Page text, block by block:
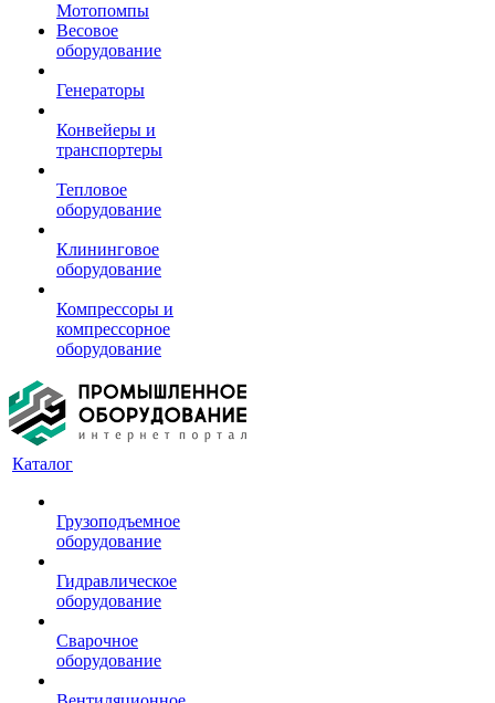
Мотопомпы
Весовое
оборудование
Генераторы
Конвейеры и
транспортеры
Тепловое
оборудование
Клининговое
оборудование
Компрессоры и
компрессорное
оборудование
Каталог
Грузоподъемное
оборудование
Гидравлическое
оборудование
Сварочное
оборудование